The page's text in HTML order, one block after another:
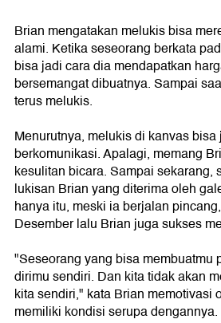
Brian mengatakan melukis bisa
alami. Ketika seseorang berkata
bisa jadi cara dia mendapatkan
bersemangat dibuatnya. Sampai
terus melukis.
Menurutnya, melukis di kanvas
berkomunikasi. Apalagi, memang
kesulitan bicara. Sampai sekarang,
lukisan Brian yang diterima oleh
hanya itu, meski ia berjalan
Desember lalu Brian juga sukses
"Seseorang yang bisa membuatmu
dirimu sendiri. Dan kita tidak akan
kita sendiri," kata Brian memotivasi
memiliki kondisi serupa dengannya.